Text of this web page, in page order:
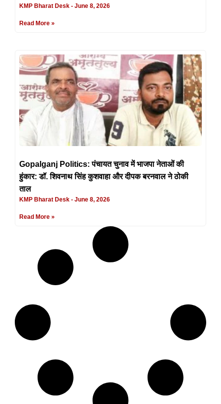
KMP Bharat Desk June 8, 2026
Read More »
Gopalganj Politics: पंचायत चुनाव में भाजपा नेताओं की
हुंकार: डॉ. शिवनाथ सिंह कुशवाहा और दीपक बरनवाल ने ठोकी
ताल
KMP Bharat Desk June 8, 2026
Read More »